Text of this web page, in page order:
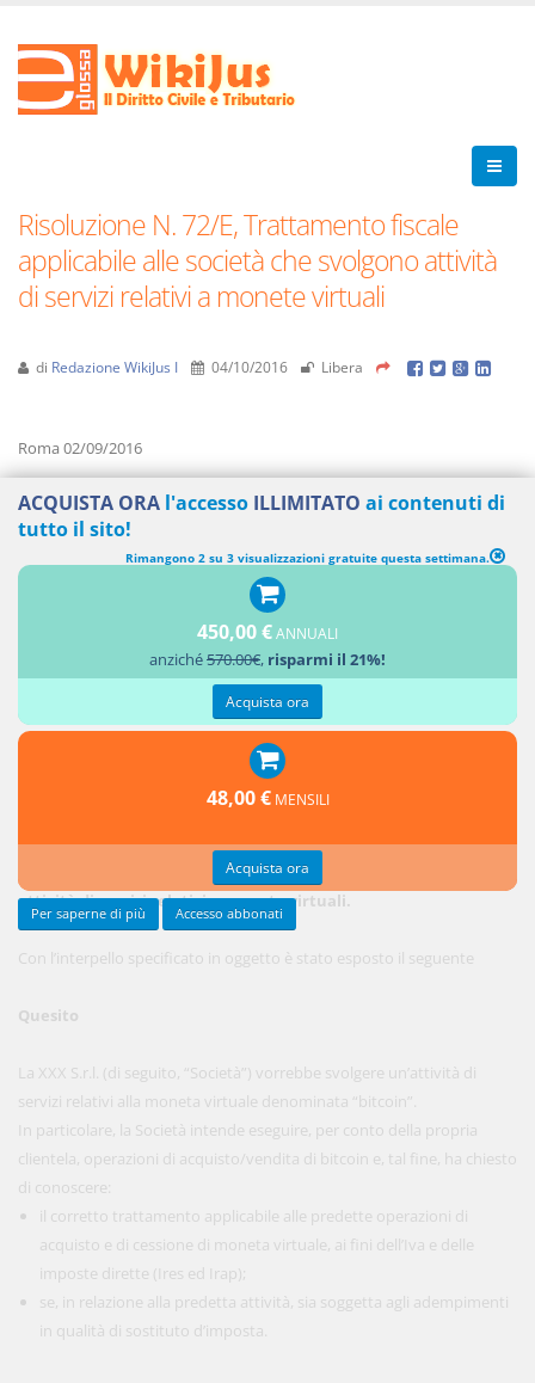
Risoluzione N. 72/E, Trattamento fiscale
applicabile alle società che svolgono attività
di servizi relativi a monete virtuali
di Redazione WikiJus I 04/10/2016 Libera
Roma 02/09/2016
OGGETTO: Interpello ai sensi dell’art. 11, legge 27 luglio 2000, n.
212. Trattamento fiscale applicabile alle società che svolgono
attività di servizi relativi a monete virtuali.
Con l’interpello specificato in oggetto è stato esposto il seguente
Quesito
La XXX S.r.l. (di seguito, “Società”) vorrebbe svolgere un’attività di
servizi relativi alla moneta virtuale denominata “bitcoin”.
In particolare, la Società intende eseguire, per conto della propria
clientela, operazioni di acquisto/vendita di bitcoin e, tal fine, ha chiesto
di conoscere:
il corretto trattamento applicabile alle predette operazioni di
acquisto e di cessione di moneta virtuale, ai fini dell’Iva e delle
imposte dirette (Ires ed Irap);
se, in relazione alla predetta attività, sia soggetta agli adempimenti
in qualità di sostituto d’imposta.
ACQUISTA ORA l'accesso ILLIMITATO ai contenuti di
tutto il sito!
Rimangono 2 su 3 visualizzazioni gratuite questa settimana.
450,00 €ANNUALI
anziché570.00€, risparmi il 21%!
Acquista ora
48,00 € MENSILI
Acquista ora
Per saperne di più Accesso abbonati